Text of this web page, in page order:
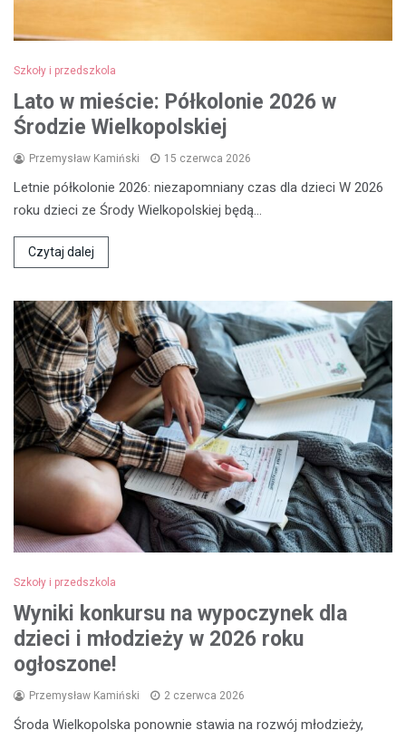
Szkoły i przedszkola
Lato w mieście: Półkolonie 2026 w
Środzie Wielkopolskiej
Przemysław Kamiński 15 czerwca 2026
Letnie półkolonie 2026: niezapomniany czas dla dzieci W 2026
roku dzieci ze Środy Wielkopolskiej będą…
Czytaj dalej
Szkoły i przedszkola
Wyniki konkursu na wypoczynek dla
dzieci i młodzieży w 2026 roku
ogłoszone!
Przemysław Kamiński 2 czerwca 2026
Środa Wielkopolska ponownie stawia na rozwój młodzieży,